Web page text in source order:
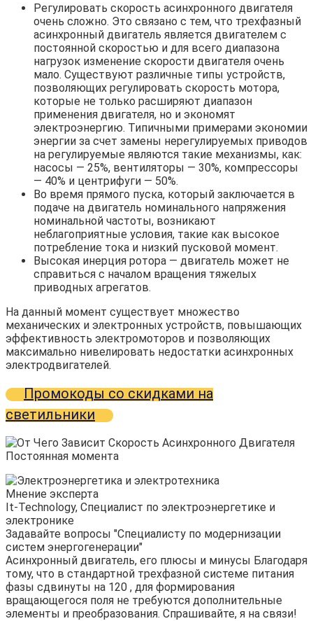
Регулировать скорость асинхронного двигателя
очень сложно. Это связано с тем, что трехфазный
асинхронный двигатель является двигателем с
постоянной скоростью и для всего диапазона
нагрузок изменение скорости двигателя очень
мало. Существуют различные типы устройств,
позволяющих регулировать скорость мотора,
которые не только расширяют диапазон
применения двигателя, но и экономят
электроэнергию. Типичными примерами экономии
энергии за счет замены нерегулируемых приводов
на регулируемые являются такие механизмы, как:
насосы — 25%, вентиляторы — 30%, компрессоры
— 40% и центрифуги — 50%.
Во время прямого пуска, который заключается в
подаче на двигатель номинального напряжения
номинальной частоты, возникают
неблагоприятные условия, такие как высокое
потребление тока и низкий пусковой момент.
Высокая инерция ротора — двигатель может не
справиться с началом вращения тяжелых
приводных агрегатов.
На данный момент существует множество
механических и электронных устройств, повышающих
эффективность электромоторов и позволяющих
максимально нивелировать недостатки асинхронных
электродвигателей.
Промокоды со скидками на
светильники
Мнение эксперта
It-Technology, Cпециалист по электроэнергетике и
электронике
Задавайте вопросы "Специалисту по модернизации
систем энергогенерации"
Асинхронный двигатель, его плюсы и минусы Благодаря
тому, что в стандартной трехфазной системе питания
фазы сдвинуты на 120 , для формирования
вращающегося поля не требуются дополнительные
элементы и преобразования. Спрашивайте, я на связи!